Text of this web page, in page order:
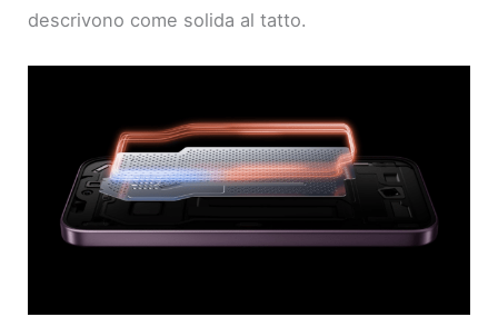
descrivono come solida al tatto.